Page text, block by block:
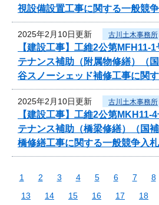
視設備設置工事に関する一般競
2025年2月10日更新 古川土木事務所
【建設工事】工維2公第
テナンス補助（附属物修繕）（
谷スノーシェッド補修工事に関
2025年2月10日更新 古川土木事務所
【建設工事】工維2公第
テナンス補助（橋梁修繕）（国
橋修繕工事に関する一般競争入
1 2 3 4 5 6 7 8
13
14 15 16 17 18